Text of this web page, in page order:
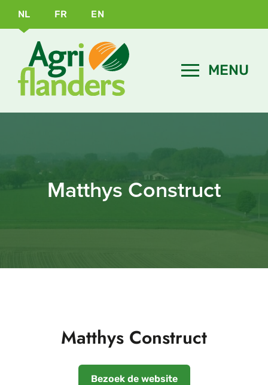
NL FR EN
Matthys Construct
Matthys Construct
Bezoek de website